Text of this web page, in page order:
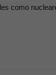
como